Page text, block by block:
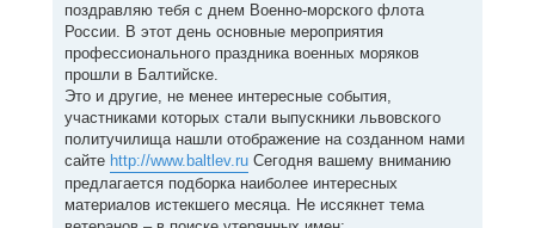
поздравляю тебя с днем Военно-морского флота
России. В этот день основные мероприятия
профессионального праздника военных моряков
прошли в Балтийске.
Это и другие, не менее интересные события,
участниками которых стали выпускники львовского
политучилища нашли отображение на созданном нами
сайте http://www.baltlev.ruСегодня вашему вниманию
предлагается подборка наиболее интересных
материалов истекшего месяца. Не иссякнет тема